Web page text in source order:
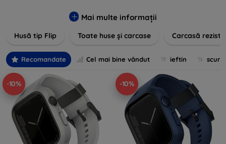
îndeplinească toate cerințele dvs. Descoperiți varietatea
designuri inovatoare menite să ofere nu doar protecție, ci și
Mai multe informații
Husă tip Flip Toate huse și carcase Carcasă
Recomandate Cel mai bine vândut ieftin
-10% -10%